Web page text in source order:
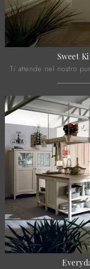
Sweet
Ti attende nel nostro